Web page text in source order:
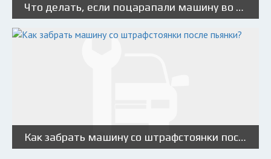
Что делать, если поцарапали машину во дворе и скрылись?
Как забрать машину со штрафстоянки после пьянки?